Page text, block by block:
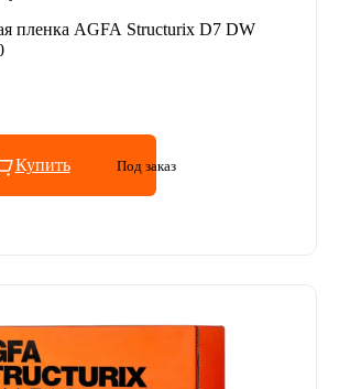
AGFA Structurix D7 DW
5
Купить Под заказ